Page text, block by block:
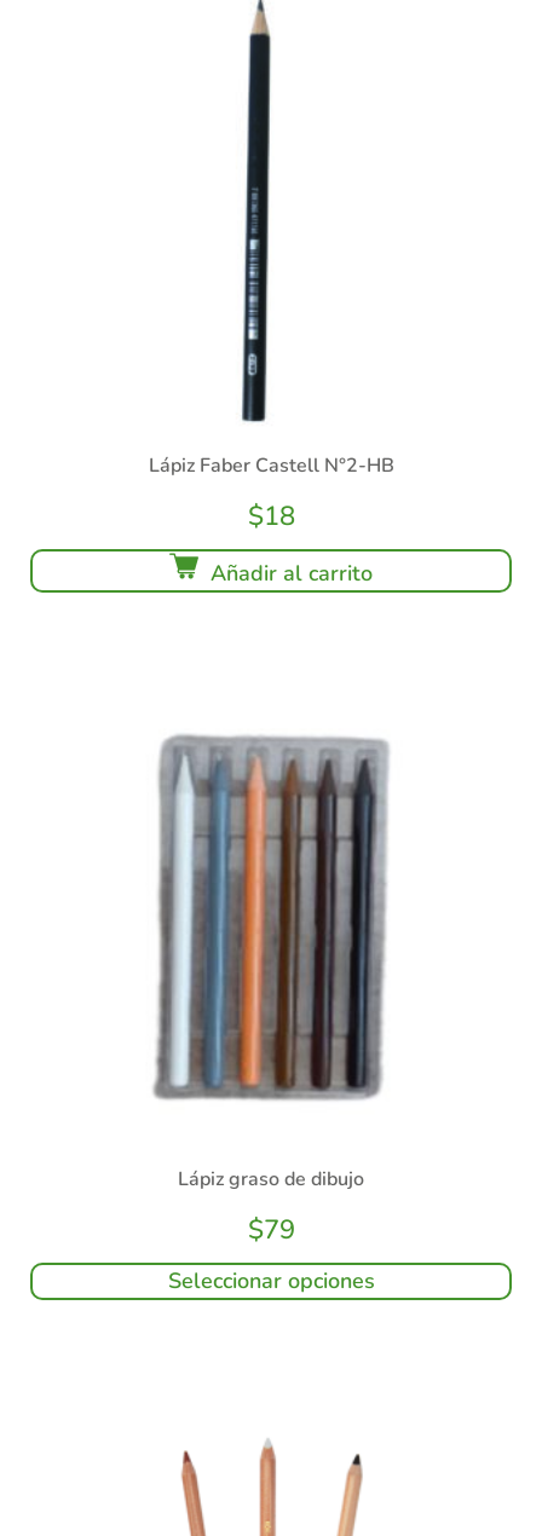
Lápiz Faber Castell N°2-HB
$18
Añadir al carrito
Lápiz graso de dibujo
$79
Seleccionar opciones